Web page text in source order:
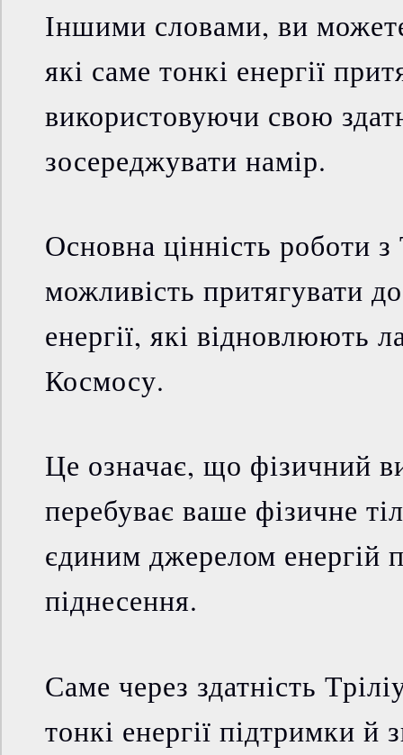
Іншими словами, ви
які саме тонкі енергії
використовуючи свою
зосереджувати намір.
Основна цінність роботи
можливість притягувати
енергії, які відновлюють
Космосу.
Це означає, що фізичний
перебуває ваше фізичне
єдиним джерелом енергій
піднесення.
Саме через здатність
тонкі енергії підтримки й